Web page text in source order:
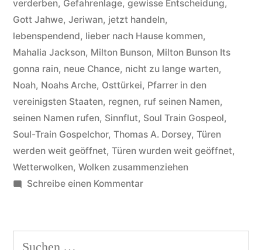
verderben, Gefahrenlage, gewisse Entscheidung,
Gott Jahwe, Jeriwan, jetzt handeln,
lebenspendend, lieber nach Hause kommen,
Mahalia Jackson, Milton Bunson, Milton Bunson Its
gonna rain, neue Chance, nicht zu lange warten,
Noah, Noahs Arche, Osttürkei, Pfarrer in den
vereinigsten Staaten, regnen, ruf seinen Namen,
seinen Namen rufen, Sinnflut, Soul Train Gospeol,
Soul-Train Gospelchor, Thomas A. Dorsey, Türen
werden weit geöffnet, Türen wurden weit geöffnet,
Wetterwolken, Wolken zusammenziehen
Schreibe einen Kommentarzu
Bunson
Suchen